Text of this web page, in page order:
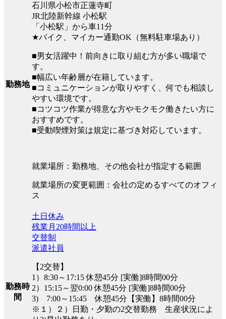
勤務地
石川県小松市正蓮寺町
JR北陸新幹線 小松駅
「小松駅」から車11分
★バイク、マイカー通勤OK（無料駐車場あり）
■男女活躍中！前向きに取り組む方が多い職場で
す。
■幅広い年齢層が在籍しています。
■コミュニケーションが取りやすく、何でも相談し
やすい環境です。
■コツコツ作業が得意な方やモクモク働きたい方に
おすすめです。
■受動喫煙対策は規定に基づき対応しています。
就業場所：勤務地、その他会社が指定する範囲
就業場所の変更範囲：会社の定めるすべてのオフィ
ス
勤務時
間
土日休み
残業月20時間以上
交替制
派遣社員
【2交替】
1）8:30～17:15 休憩45分 [実働]8時間00分
2）15:15～翌0:00 休憩45分 [実働]8時間00分
3) 7:00～15:45 休憩45分【実働】8時間00分
※１）２）日勤・夕勤の2交替勤務 生産状況によ